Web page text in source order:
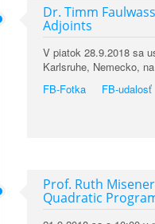
Dr. Timm
Adjoints
V piatok 28.9.2018 sa
Karlsruhe, Nemecko,
FB-Fotka
FB-udalosť
Prof. Ruth
Quadratic